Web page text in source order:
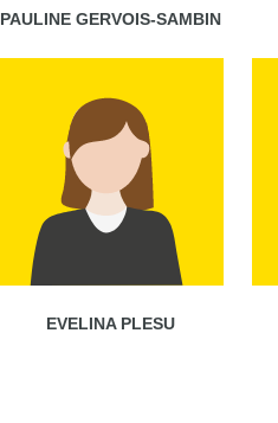
PAULINE GERVOIS-SAMBIN
EVELINA PLESU